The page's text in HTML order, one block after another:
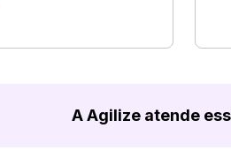
A Agilize atende